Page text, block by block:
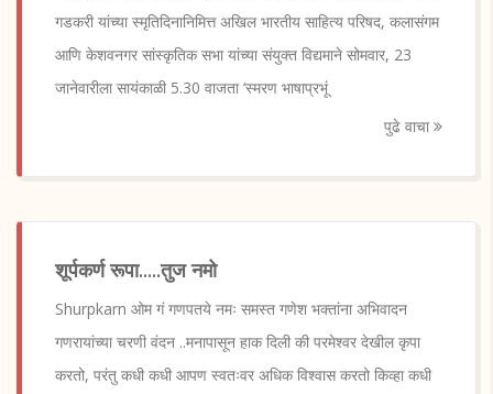
गडकरी यांच्या स्मृतिदिनानिमित्त अखिल भारतीय साहित्य परिषद, कलासंगम
आणि केशवनगर सांस्कृतिक सभा यांच्या संयुक्त विद्यमाने सोमवार, 23
जानेवारीला सायंकाळी 5.30 वाजता ‘स्मरण भाषाप्रभूं
पुढे वाचा
शूर्पकर्ण रूपा.....तुज नमो
Shurpkarn ओम गं गणपतये नमः समस्त गणेश भक्तांना अभिवादन
गणरायांच्या चरणी वंदन ..मनापासून हाक दिली की परमेश्वर देखील कृपा
करतो, परंतु कधी कधी आपण स्वतःवर अधिक विश्वास करतो किव्हा कधी